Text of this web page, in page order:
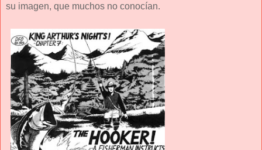
su imagen, que muchos no conocían.